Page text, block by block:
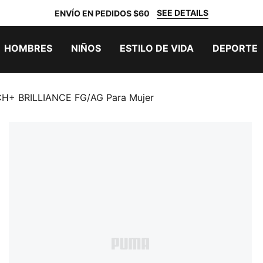
ENVÍO EN PEDIDOS $60 SEE DETAILS
HOMBRES NIÑOS ESTILO DE VIDA DEPORTE
BRILLIANCE FG/AG Para Mujer